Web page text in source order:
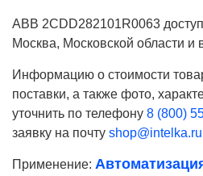
ABB 2CDD282101R0063
Москва, Московской области и
Информацию о стоимости
поставки, а также фото,
уточнить по телефону 8 (800)
заявку на почту shop@intelka.ru
Применение:
Ваше имя